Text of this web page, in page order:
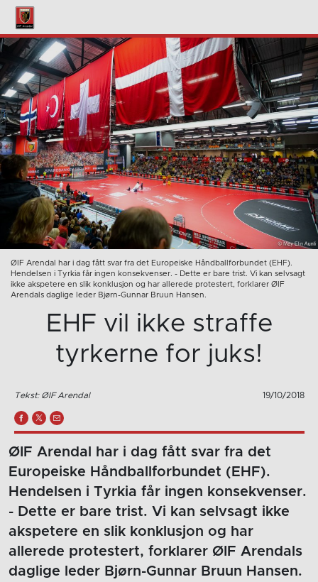
ØIF Arendal har i dag fått svar fra det Europeiske Håndballforbundet (EHF).
Hendelsen i Tyrkia får ingen konsekvenser. - Dette er bare trist. Vi kan selvsagt
ikke akspetere en slik konklusjon og har allerede protestert, forklarer ØIF
Arendals daglige leder Bjørn-Gunnar Bruun Hansen.
EHF vil ikke straffe
tyrkerne for juks!
Tekst: ØIF Arendal 19/10/2018
ØIF Arendal har i dag fått svar fra det
Europeiske Håndballforbundet (EHF).
Hendelsen i Tyrkia får ingen konsekvenser.
- Dette er bare trist. Vi kan selvsagt ikke
akspetere en slik konklusjon og har
allerede protestert, forklarer ØIF Arendals
daglige leder Bjørn-Gunnar Bruun Hansen.